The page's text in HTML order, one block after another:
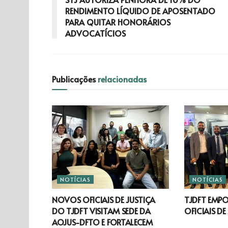
RENDIMENTO LÍQUIDO DE APOSENTADO
PARA QUITAR HONORÁRIOS
ADVOCATÍCIOS
Publicaçõesrelacionadas
NOTÍCIAS
NOVOS OFICIAIS DE JUSTIÇA
DO TJDFT VISITAM SEDE DA
AOJUS-DFTO E FORTALECEM
NOTÍCIAS
TJDFT
OFICIAIS